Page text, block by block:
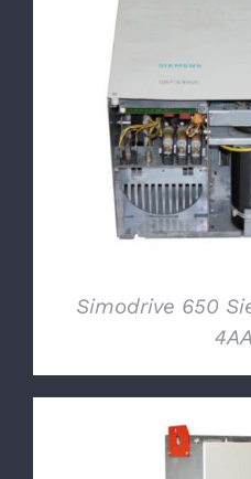
Simodrive 650